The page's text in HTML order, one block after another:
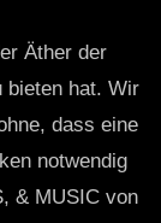
Äther der
bieten hat. Wir
dass eine
notwendig
& MUSIC von